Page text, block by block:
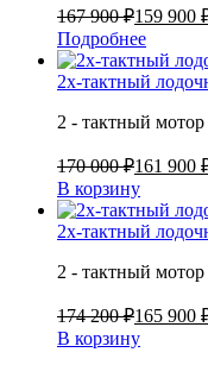
167 900 ₽159 900
Подробнее
2х-тактный
2 - тактный мотор
170 000 ₽161 900
В корзину
2х-тактный
2 - тактный мотор
174 200 ₽165 900
В корзину